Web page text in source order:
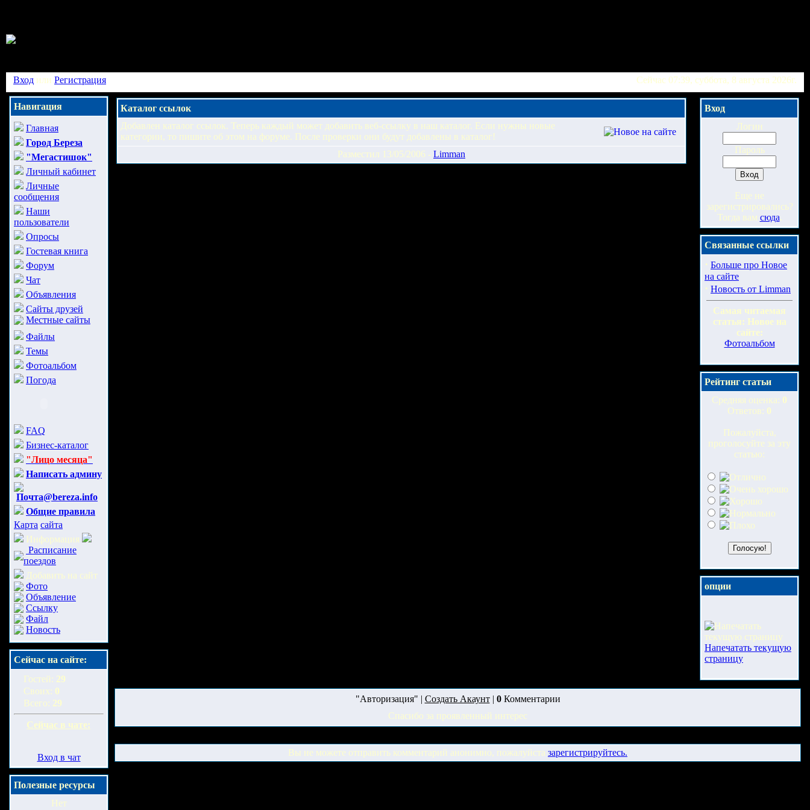
Вход или Регистрация Сейчас 07:39, суббота, 8 августа 2026г.
Навигация
Главная
Город Береза
"Мегастишок"
Личный кабинет
Личные
сообщения
Наши
пользователи
Опросы
Гостевая книга
Форум
Чат
Объявления
Сайты друзей
Местные сайты
Файлы
Темы
Фотоальбом
Погода
FAQ
Бизнес-каталог
"Лицо месяца"
Написать админу
Почта@bereza.info
Общие правила
Карта сайта
Информация
Расписание
поездов
Добавить на сайт
Фото
Объявление
Ссылку
Файл
Новость
Сейчас на сайте:
Гостей: 29
Своих: 0
Всего: 29
Сейчас в чате:
Вход в чат
Полезные ресурсы
Нет
Каталог ссылок
Добавлен каталог ссылок. Теперь каждый может добавить веб-ссылку в наш каталог. Если нужны новые
категории, то пишите об этом на форуме. После проверки они будут добавлены в каталог!
Разместил 13/05/2006 - Limman
Вход
Логин
Пароль
Еще не
зарегистрировались?
Тогда вам сюда.
Связанные ссылки
· Больше про Новое
на сайте
· Новость от Limman
Самая читаемая
статья: Новое на
сайте:
Фотоальбом
Рейтинг статьи
Средняя оценка: 0
Ответов: 0
Пожалуйста,
проголосуйте за эту
статью:
опции
Напечатать текущую
страницу
"Авторизация" | Создать Акаунт| 0Комментарии
Спасибо за проявленный интерес
Вы не можете отправить комментарий анонимно, пожалуйста зарегистрируйтесь.